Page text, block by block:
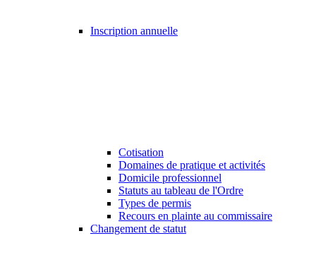
Inscription annuelle
Cotisation
Domaines de pratique et activités
Domicile professionnel
Statuts au tableau de l'Ordre
Types de permis
Recours en plainte au commissaire
Changement de statut